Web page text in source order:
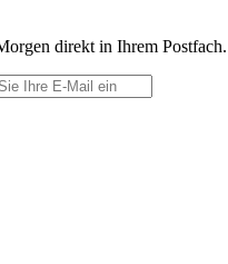
direkt in Ihrem